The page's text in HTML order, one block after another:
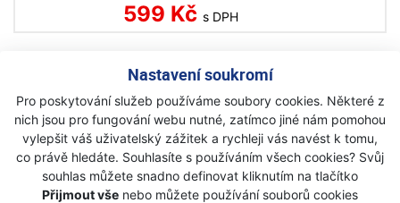
Nastavení soukromí
Pro poskytování služeb používáme soubory cookies. Některé z
nich jsou pro fungování webu nutné, zatímco jiné nám pomohou
vylepšit váš uživatelský zážitek a rychleji vás navést k tomu,
co právě hledáte. Souhlasíte s používáním všech cookies? Svůj
souhlas můžete snadno definovat kliknutím na tlačítko
Přijmout vše nebo můžete používání souborů cookies
599 Kč s DPH
Husqvarna X-PRECISION™ SP11G /
1/4” mini / 1,1 mm, 68 článků řetěz
pilový
Skladem
679 Kč s DPH